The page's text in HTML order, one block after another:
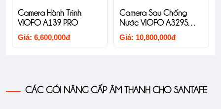
Trình
PRO
Camera Sau Chống
Nước VIOFO A329SW
2CH 4K 60FPS2K
Giá: 10,800,000đ
A329T 2CH 4K
Giá:
CÁC GÓI NÂNG CẤP ÂM THANH CHO SANTAFE